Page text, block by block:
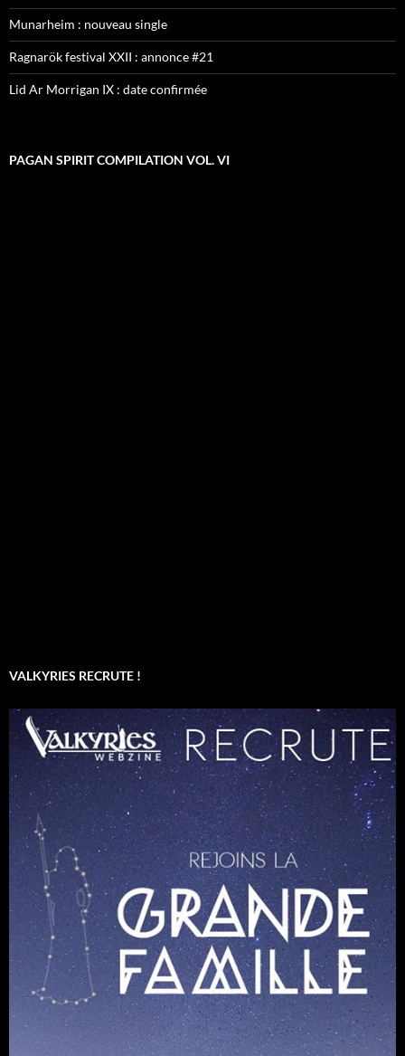
Munarheim : nouveau single
Ragnarök festival XXII : annonce #21
Lid Ar Morrigan IX : date confirmée
PAGAN SPIRIT COMPILATION VOL. VI
VALKYRIES RECRUTE !